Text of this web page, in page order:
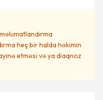
heç bir halda həkimin
etməsi və ya diaqnoz